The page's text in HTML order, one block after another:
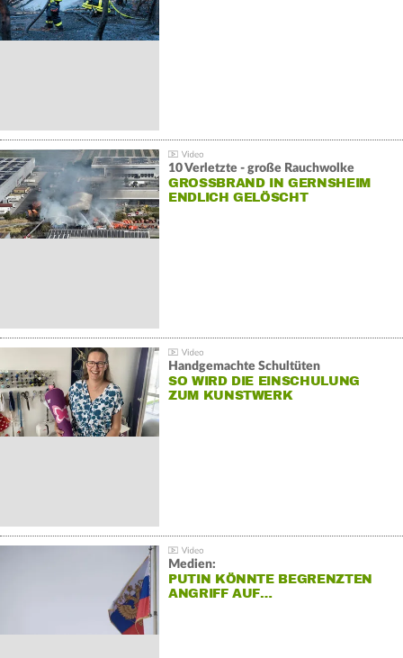
10 Verletzte - große Rauchwolke
GROSSBRAND IN GERNSHEIM E
NDLICH GELÖSCHT
Handgemachte Schultüten
SO WIRD DIE EINSCHULUNG
ZUM KUNSTWERK
Medien:
PUTIN KÖNNTE BEGRENZTEN
ANGRIFF AUF…